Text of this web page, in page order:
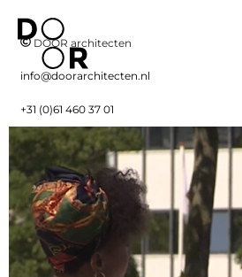
DOOR architecten
info@doorarchitecten.nl
+31 (0)61 460 37 01